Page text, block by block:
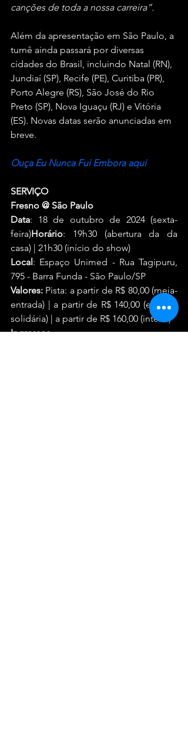
canções de toda a nossa carreira”.
Além da apresentação em São Paulo, a
turnê ainda passará por diversas
cidades do Brasil, incluindo Natal (RN),
Jundiaí (SP), Recife (PE), Curitiba (PR),
Porto Alegre (RS), São José do Rio
Preto (SP), Nova Iguaçu (RJ) e Vitória
(ES). Novas datas serão anunciadas em
breve.
Ouça Eu Nunca Fui Embora aqui
SERVIÇO
Fresno @ São Paulo
Data: 18 de outubro de 2024 (sexta-
feira)Horário: 19h30 (abertura da da
casa) | 21h30 (início do show)
Local: Espaço Unimed - Rua Tagipuru,
795 - Barra Funda - São Paulo/SP
Valores: Pista: a partir de R$ 80,00 (meia-
entrada) | a partir de R$ 140,00 (entrada
solidária) | a partir de R$ 160,00 (inteira)
Ingressos :